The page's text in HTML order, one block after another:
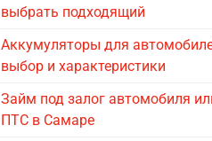
выбрать подходящий
Аккумуляторы для
выбор и характеристики
Займ под залог автомобиля
ПТС в Самаре